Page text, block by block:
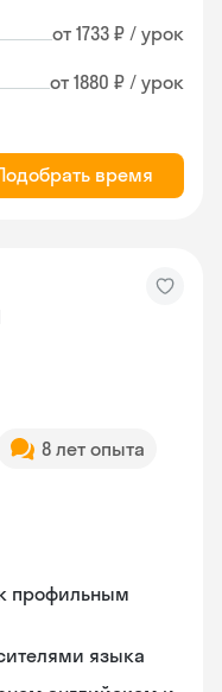
от 1733 ₽ / урок
от 1880 ₽ / урок
время
8 лет опыта
профильным
языка